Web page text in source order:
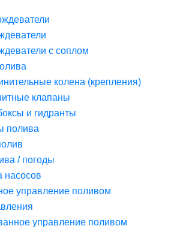
с соплом
колена (крепления)
клапаны
и гидранты
полива
/ погоды
насосов
управление поливом
управление поливом